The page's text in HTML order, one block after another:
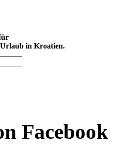
in Kroatien.
Facebook